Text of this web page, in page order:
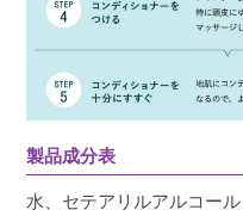
製品成分表
水、セテアリルアルコー